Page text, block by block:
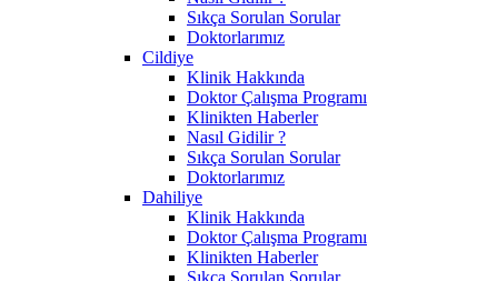
Sıkça Sorulan Sorular
Doktorlarımız
Cildiye
Klinik Hakkında
Doktor Çalışma Programı
Klinikten Haberler
Nasıl Gidilir ?
Sıkça Sorulan Sorular
Doktorlarımız
Dahiliye
Klinik Hakkında
Doktor Çalışma Programı
Klinikten Haberler
Sıkça Sorulan Sorular